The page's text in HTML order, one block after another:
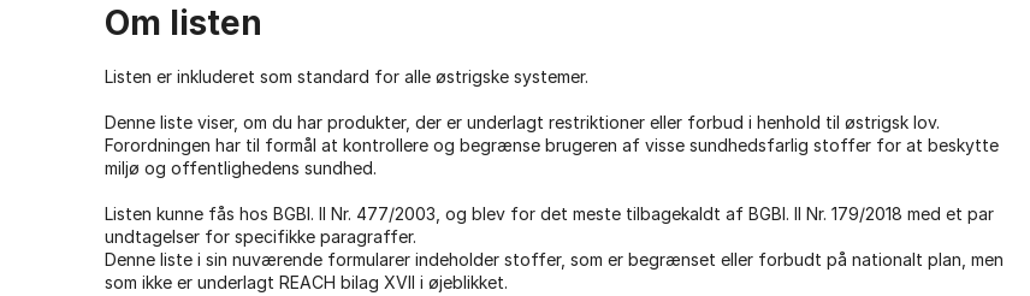
Om listen
Listen er inkluderet som standard for alle østrigske systemer.
Denne liste viser, om du har produkter, der er underlagt restriktioner eller forbud i henhold til østrigsk lov.
Forordningen har til formål at kontrollere og begrænse brugeren af ​​visse sundhedsfarlig stoffer for at beskytte
miljø og offentlighedens sundhed.
Listen kunne fås hos BGBl. II Nr. 477/2003, og blev for det meste tilbagekaldt af BGBl. II Nr. 179/2018 med et par
undtagelser for specifikke paragraffer.
Denne liste i sin nuværende formularer indeholder stoffer, som er begrænset eller forbudt på nationalt plan, men
som ikke er underlagt REACH bilag XVII i øjeblikket.